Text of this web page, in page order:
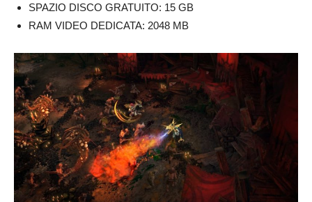
SPAZIO DISCO GRATUITO: 15 GB
RAM VIDEO DEDICATA: 2048 MB